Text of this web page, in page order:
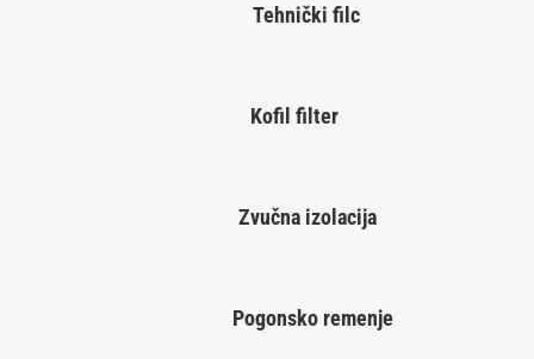
Tehnički filc
Kofil filter
Zvučna izolacija
Pogonsko remenje